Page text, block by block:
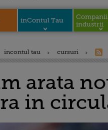
inContul Tau
Companii
industrii
incontul tau cursuri
arata
in